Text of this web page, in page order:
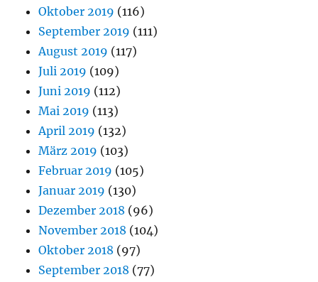
Oktober 2019 (116)
September 2019 (111)
August 2019 (117)
Juli 2019 (109)
Juni 2019 (112)
Mai 2019 (113)
April 2019 (132)
März 2019 (103)
Februar 2019 (105)
Januar 2019 (130)
Dezember 2018 (96)
November 2018 (104)
Oktober 2018 (97)
September 2018 (77)